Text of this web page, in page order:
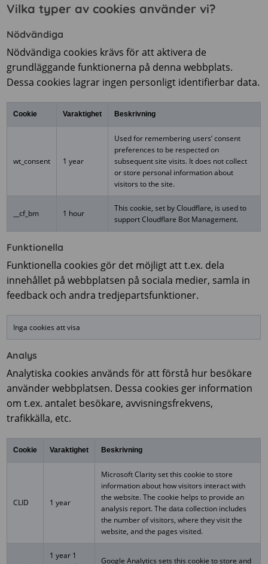
Vilka typer av cookies använder vi?
Nödvändiga
Nödvändiga cookies krävs för att aktivera de
grundläggande funktionerna på denna webbplats.
Dessa cookies lagrar ingen personligt identifierbar data.
Cookie Varaktighet Beskrivning
wt_consent 1 year
Used for remembering users’ consent
preferences to be respected on
subsequent site visits. It does not collect
or store personal information about
visitors to the site.
__cf_bm 1 hour
This cookie, set by Cloudflare, is used to
support Cloudflare Bot Management.
Funktionella
Funktionella cookies gör det möjligt att t.ex. dela
innehållet på webbplatsen på sociala medier, samla in
feedback och andra tredjepartsfunktioner.
Inga cookies att visa
Analys
Analytiska cookies används för att förstå hur besökare
använder webbplatsen. Dessa cookies ger information
om t.ex. antalet besökare, avvisningsfrekvens,
trafikkälla, etc.
Cookie Varaktighet Beskrivning
CLID 1 year
Microsoft Clarity set this cookie to store
information about how visitors interact with
the website. The cookie helps to provide an
analysis report. The data collection includes
the number of visitors, where they visit the
website, and the pages visited.
1 year 1
Google Analytics sets this cookie to store and